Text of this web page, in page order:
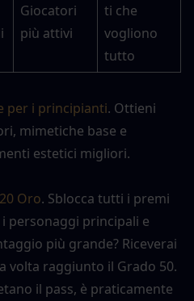
Giocatori
più attivi
ti che
vogliono
tutto
per i principianti. Ottieni
mimetiche base e
estetici migliori.
Oro. Sblocca tutti i premi
personaggi principali e
più grande? Riceverai
volta raggiunto il Grado 50.
il pass, è praticamente